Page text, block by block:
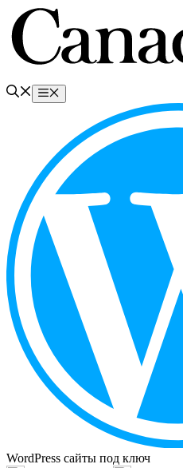
Перейти
содержимому
Меню
WordPress сайты под ключ